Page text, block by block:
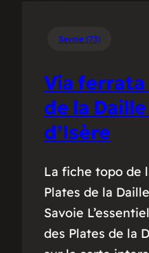
Savoie (73)
Via ferrata
de la Daille
d’Isère
La fiche topo de
Plates de la
Savoie
des Plates de la